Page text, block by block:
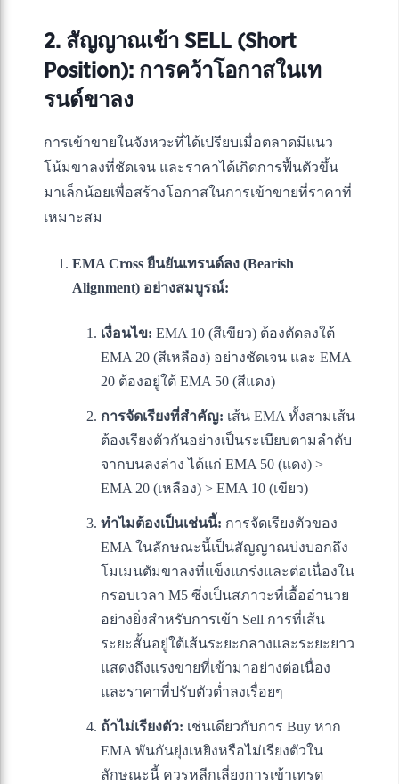
2. สัญญาณเข้า SELL (Short
Position): การคว้าโอกาสในเท
รนด์ขาลง
การเข้าขายในจังหวะที่ได้เปรียบเมื่อตลาดมีแนว
โน้มขาลงที่ชัดเจน และราคาได้เกิดการฟื้นตัวขึ้น
มาเล็กน้อยเพื่อสร้างโอกาสในการเข้าขายที่ราคาที่
เหมาะสม
EMA Cross ยืนยันเทรนด์ลง (Bearish
Alignment) อย่างสมบูรณ์:
เงื่อนไข: EMA 10 (สีเขียว) ต้องตัดลงใต้
EMA 20 (สีเหลือง) อย่างชัดเจน และ EMA
20 ต้องอยู่ใต้ EMA 50 (สีแดง)
การจัดเรียงที่สำคัญ: เส้น EMA ทั้งสามเส้น
ต้องเรียงตัวกันอย่างเป็นระเบียบตามลำดับ
จากบนลงล่าง ได้แก่ EMA 50 (แดง) >
EMA 20 (เหลือง) > EMA 10 (เขียว)
ทำไมต้องเป็นเช่นนี้: การจัดเรียงตัวของ
EMA ในลักษณะนี้เป็นสัญญาณบ่งบอกถึง
โมเมนตัมขาลงที่แข็งแกร่งและต่อเนื่องใน
กรอบเวลา M5 ซึ่งเป็นสภาวะที่เอื้ออำนวย
อย่างยิ่งสำหรับการเข้า Sell การที่เส้น
ระยะสั้นอยู่ใต้เส้นระยะกลางและระยะยาว
แสดงถึงแรงขายที่เข้ามาอย่างต่อเนื่อง
และราคาที่ปรับตัวต่ำลงเรื่อยๆ
ถ้าไม่เรียงตัว: เช่นเดียวกับการ Buy หาก
EMA พันกันยุ่งเหยิงหรือไม่เรียงตัวใน
ลักษณะนี้ ควรหลีกเลี่ยงการเข้าเทรด